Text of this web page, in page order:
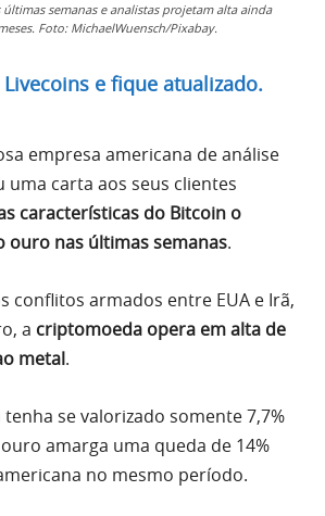
semanas e analistas projetam alta ainda
Foto: MichaelWuensch/Pixabay.
Livecoins e fique atualizado.
empresa americana de análise
uma carta aos seus clientes
características do Bitcoin o
ouro nas últimas semanas.
conflitos armados entre EUA e Irã,
a criptomoeda opera em alta de
metal.
se valorizado somente 7,7%
amarga uma queda de 14%
no mesmo período.